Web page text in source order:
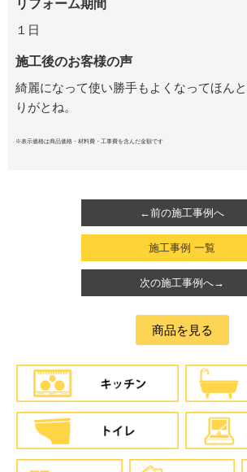
リフォーム期間
１日
施工後のお客様の声
綺麗になって使い勝手もよくなってほん
りがとね。
※表示価格は商品価格・材料費・工事費を含んだ金額です
←前の施工事例へ
施工事例 一覧
次の施工事例へ→
商品を見る